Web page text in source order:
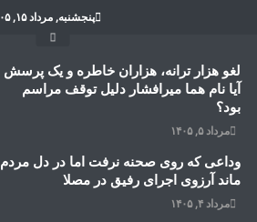
پنجشنبه, مرداد ۱۵, ۱۴۰۵
لغو هزار ترانه، هزاران خاطره و یک پرسش
آیا نام هما میرافشار دلیل توقف مراسم
بود؟
مرداد ۵, ۱۴۰۵
وداعی که روی صحنه نرفت اما در دل مردم
ماند آرزوی اجرای رفیق در مصلا
مرداد ۴, ۱۴۰۵